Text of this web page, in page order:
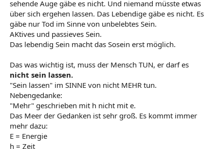
sehende Auge gäbe es nicht. Und niemand müsste etwas
über sich ergehen lassen. Das Lebendige gäbe es nicht. Es
gäbe nur Tod im Sinne von unbelebtes Sein.
AKtives und passieves Sein.
Das lebendig Sein macht das Sosein erst möglich.
Das was wichtig ist, muss der Mensch TUN, er darf es
nicht sein lassen.
"Sein lassen" im SINNE von nicht MEHR tun.
Nebengedanke:
"Mehr" geschrieben mit h nicht mit e.
Das Meer der Gedanken ist sehr groß. Es kommt immer
mehr dazu:
E = Energie
h = Zeit